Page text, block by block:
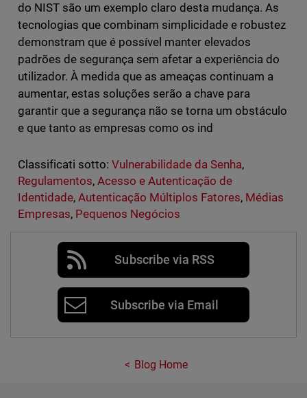
do NIST são um exemplo claro desta mudança. As
tecnologias que combinam simplicidade e robustez
demonstram que é possível manter elevados
padrões de segurança sem afetar a experiência do
utilizador. À medida que as ameaças continuam a
aumentar, estas soluções serão a chave para
garantir que a segurança não se torna um obstáculo
e que tanto as empresas como os ind
Classificati sotto: Vulnerabilidade da Senha,
Regulamentos, Acesso e Autenticação de
Identidade, Autenticação Múltiplos Fatores, Médias
Empresas, Pequenos Negócios
Subscribe via RSS
Subscribe via Email
Blog Home